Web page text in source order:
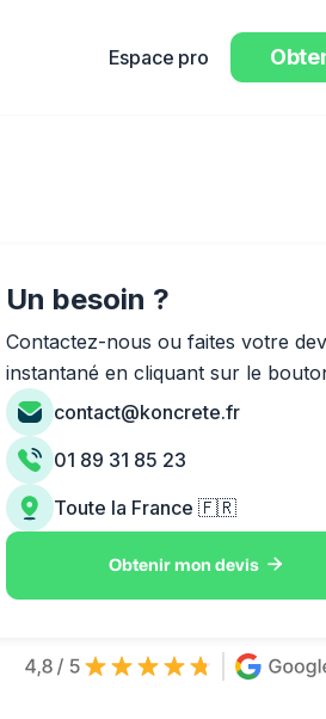
Espace pro
Un besoin ?
Contactez-nous ou faites votre
instantané en cliquant sur le
contact@koncrete.fr
01 89 31 85 23
Toute la France 🇫🇷
Obtenir mon devis 